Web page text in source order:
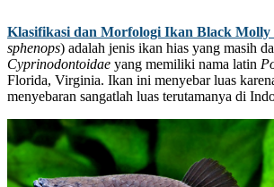
Klasifikasi dan Morfologi Ikan Black Molly
sphenops) adalah jenis ikan hias yang masih
Cyprinodontoidae yang memiliki nama latin
Florida, Virginia. Ikan ini menyebar luas
menyebaran sangatlah luas terutamanya di